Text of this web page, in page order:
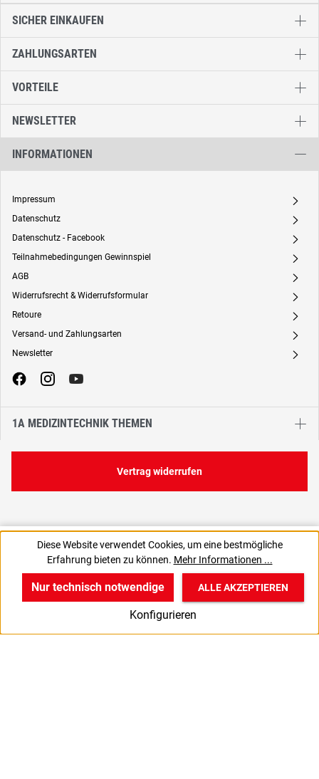
7,48 €
0,15 € / 1 Stück
SICHER EINKAUFEN
ZAHLUNGSARTEN
VORTEILE
NEWSLETTER
INFORMATIONEN
Impressum A
Datenschutz A
Datenschutz - Facebook A
Teilnahmebedingungen Gewinnspiel A
AGB A
Widerrufsrecht & Widerrufsformular A
Retoure A
Versand- und Zahlungsarten A
Newsletter A
1A MEDIZINTECHNIK THEMEN
Vertrag widerrufen
Diese Website verwendet Cookies, um eine bestmögliche
Erfahrung bieten zu können. Mehr Informationen ...
Nur technisch notwendige
Konfigurieren
ALLE AKZEPTIEREN
v
Produkte
B